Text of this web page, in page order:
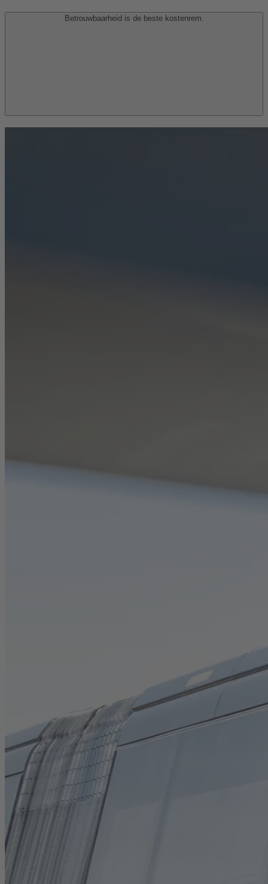
Betrouwbaarheid is de beste kostenrem.